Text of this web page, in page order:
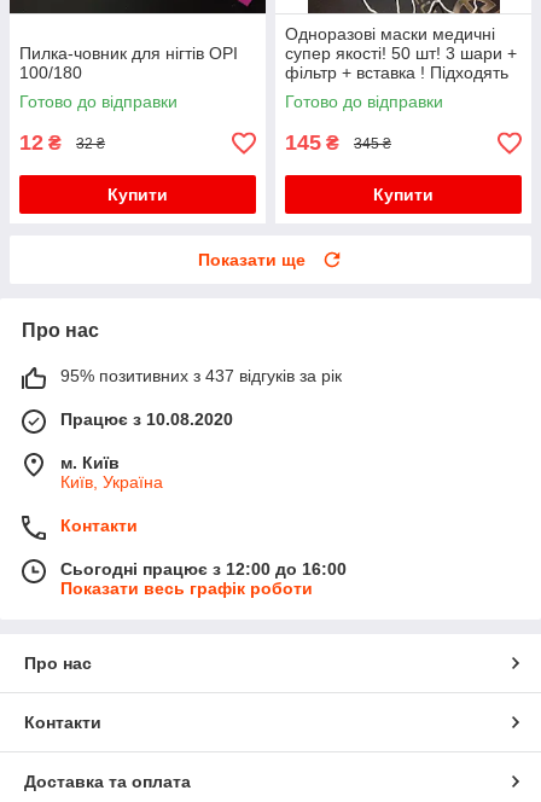
Пилка-човник для нігтів OPI
100/180
Готово до відправки
12 ₴ 32 ₴
Купити
Одноразові маски медичні
супер якості! 50 шт! 3 шари +
фільтр + вставка ! Підходять
дітям для школи!
Готово до відправки
145 ₴ 345 ₴
Купити
Показати ще
Про нас
95% позитивних з 437 відгуків за рік
Працює з 10.08.2020
м. Київ
Київ, Україна
Контакти
Сьогодні працює з 12:00 до 16:00
Показати весь графік роботи
Про нас
Контакти
Доставка та оплата